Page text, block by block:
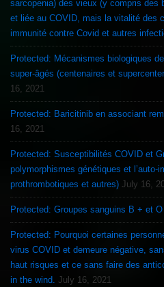
sarcopenia) des vieux (y compris des
et liée au COVID, mais la vitalité des
immunité contre Covid et autres
Protected: Mécanismes biologiques
super-âgés (centenaires et
16, 2021
Protected: Baricitinib en associant
16, 2021
Protected: Susceptibilités COVID et
polymorphismes génétiques et l’auto-
prothrombotiques et autres) July 16,
Protected: Groupes sanguins B + et
Protected: Pourquoi certaines
virus COVID et demeure négative,
haut risques et ce sans faire des
in the wind. July 16, 2021